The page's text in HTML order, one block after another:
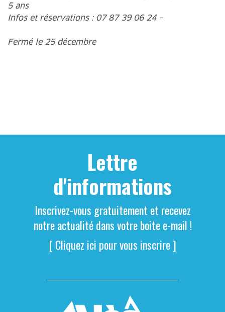
5 ans
Infos et réservations : 07 87 39 06 24 –
Fermé le 25 décembre
Lettre
d'informations
Inscrivez-vous gratuitement et recevez
notre actualité dans votre boite e-mail !
[ Cliquez ici pour vous inscrire ]